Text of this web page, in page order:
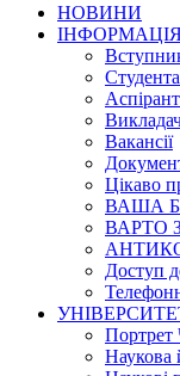
НОВИНИ
Вакансії
Цікаво
ВАША
ВАРТО
Доступ
Наукова